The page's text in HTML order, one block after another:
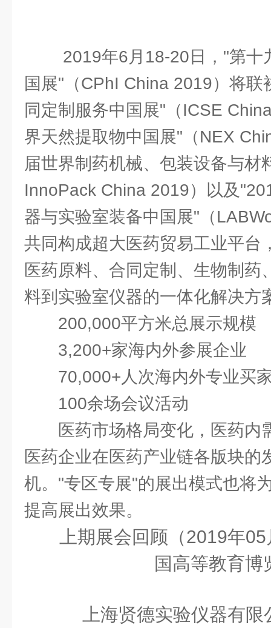
2019年6月18-20日，"第十
国展"（CPhI China 2019）将联
同定制服务中国展"（ICSE
界天然提取物中国展"（NEX
届世界制药机械、包装设备与材
InnoPack China 2019）以及
器与实验室装备中国展"（
共同构成超大医药贸易工业平台
医药原料、合同定制、生物制药
料到实验室仪器的一体化解决方
200,000平方米总展示规模
3,200+家海内外参展企业
70,000+人次海内外专业买
100余场会议活动
医药市场格局变化，医药内
医药企业在医药产业链各版块的
机。"专区专展"的展出模式也将
提高展出效果。
上期展会回顾（2019年05
国高等教育博
上海贤德实验仪器有限